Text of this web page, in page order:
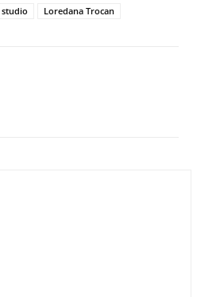
studio
Loredana Trocan